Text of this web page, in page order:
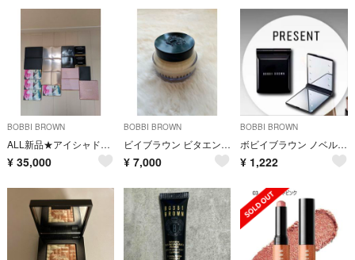
BOBBI BROWN
ALL新品★アイシャドウ まとめ売り ボビイブラウンほか 20点
¥ 35,000
BOBBI BROWN
ビイブラウン ビタエンリッチド クリーム＆フェイスベース
¥ 7,000
BOBBI BROWN
ボビイブラウン ノベルティ ミラー
¥ 1,222